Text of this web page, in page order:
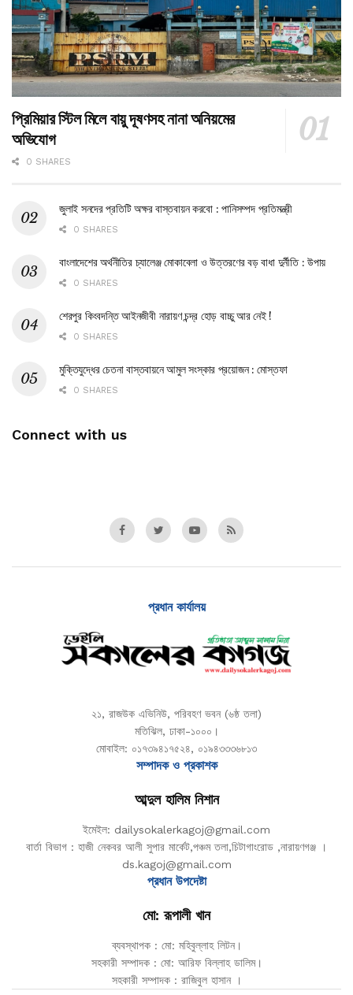
প্রিমিয়ার স্টিল মিলে বায়ু দূষণসহ নানা অনিয়মের
অভিযোগ
0 SHARES
জুলাই সনদের প্রতিটি অক্ষর বাস্তবায়ন করবো : পানিসম্পদ প্রতিমন্ত্রী
0 SHARES
বাংলাদেশের অর্থনীতির চ্যালেঞ্জ মোকাবেলা ও উত্তরণের বড় বাধা দুর্নীতি : উপায়
0 SHARES
শেরপুর কিংবদন্তি আইনজীবী নারায়ণ চন্দ্র হোড় বাচ্চু আর নেই !
0 SHARES
মুক্তিযুদ্ধের চেতনা বাস্তবায়নে আমুল সংস্কার প্রয়োজন : মোস্তফা
0 SHARES
Connect with us
প্রধান কার্যালয়
২১, রাজউক এভিনিউ, পরিবহণ ভবন (৬ষ্ঠ তলা)
মতিঝিল, ঢাকা-১০০০।
মোবাইল: ০১৭৩৯৪১৭৫২৪, ০১৯৪৩৩৩৬৮১৩
সম্পাদক ও প্রকাশক
আব্দুল হালিম নিশান
ইমেইল: dailysokalerkagoj@gmail.com
বার্তা বিভাগ : হাজী নেকবর আলী সুপার মার্কেট,পঞ্চম তলা,চিটাগাংরোড ,নারায়ণগঞ্জ ।
ds.kagoj@gmail.com
প্রধান উপদেষ্টা
মো: রূপালী খান
ব্যবস্থাপক : মো: মহিবুল্লাহ লিটন।
সহকারী সম্পাদক : মো: আরিফ বিল্লাহ ডালিম।
সহকারী সম্পাদক : রাজিবুল হাসান ।